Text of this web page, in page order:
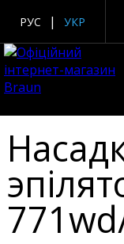
РУС УКР